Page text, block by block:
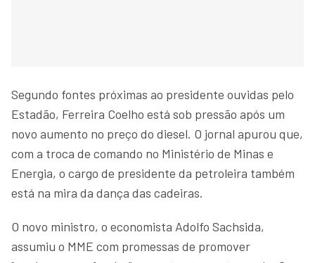
Segundo fontes próximas ao presidente ouvidas pelo
Estadão, Ferreira Coelho está sob pressão após um
novo aumento no preço do diesel. O jornal apurou que,
com a troca de comando no Ministério de Minas e
Energia, o cargo de presidente da petroleira também
está na mira da dança das cadeiras.
O novo ministro, o economista Adolfo Sachsida,
assumiu o MME com promessas de promover